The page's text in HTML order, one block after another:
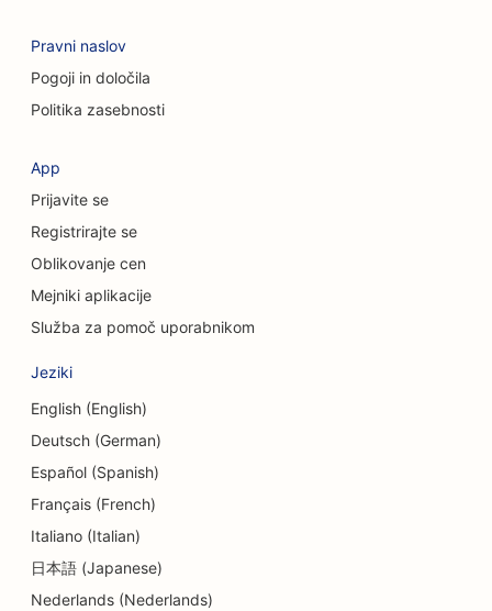
SEO za svetovalna podjetja
SEO za kozmetične kirurge
SEO za kraniofacialne kirurge
SEO za kreditne zadruge
SEO za trgovine s torticami
SEO za vrtce
SEO za storitve dolžniškega svetovanja
SEO za zobozdravstvene klinike
SEO za Delis
SEO za restavracije
Pravni naslov
Pogoji in določila
Politika zasebnosti
App
Prijavite se
Registrirajte se
Oblikovanje cen
Mejniki aplikacije
Služba za pomoč uporabnikom
Jeziki
English (English)
Deutsch (German)
Español (Spanish)
Français (French)
Italiano (Italian)
日本語 (Japanese)
Nederlands (Nederlands)